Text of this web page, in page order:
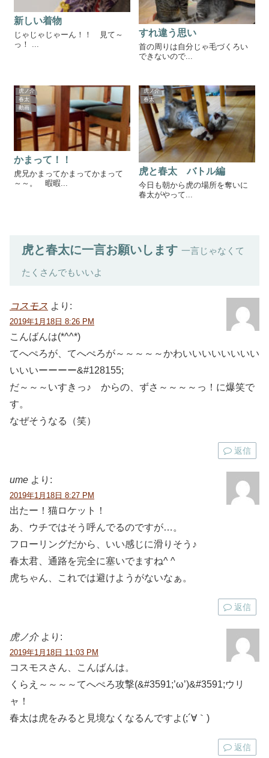
新しい着物
じゃじゃじゃーん！！ 見て～
っ！ ...
すれ違う思い
首の周りは自分じゃ毛づくろい
できないので...
虎ノ介
春太
動画
かまって！！
虎兄かまってかまってかまって
～～。 暇暇...
虎ノ介
春太
虎と春太 バトル編
今日も朝から虎の場所を奪いに
春太がやって...
虎と春太に一言お願いします 一言じゃなくて
たくさんでもいいよ
コスモス より:
2019年1月18日 8:26 PM
こんばんは(*^^*)
てへぺろが、てへぺろが～～～～～かわいいいいいいいい
いいいーーーー&#128155;
だ～～～いすきっ♪ からの、ずさ～～～～っ！に爆笑で
す。
なぜそうなる（笑）
返信
ume より:
2019年1月18日 8:27 PM
出たー！猫ロケット！
あ、ウチではそう呼んでるのですが…。
フローリングだから、いい感じに滑りそう♪
春太君、通路を完全に塞いでますね^ ^
虎ちゃん、これでは避けようがないなぁ。
返信
虎ノ介 より:
2019年1月18日 11:03 PM
コスモスさん、こんばんは。
くらえ～～～～てへぺろ攻撃(&#3591;’ω’)&#3591;ウリ
ャ！
春太は虎をみると見境なくなるんですよ(;´∀｀)
返信